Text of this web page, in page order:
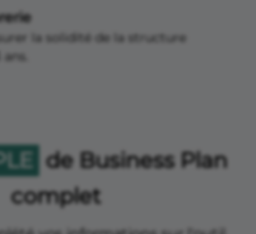
la solidité de la structure
de Business Plan
complet